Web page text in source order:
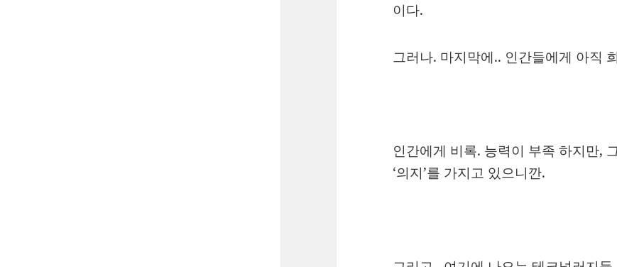
이다.
그러나. 마지막에.. 인간들에게 아직
인간에게 비록. 능력이 부족 하지만,
‘의지’를 가지고 있으니깐.